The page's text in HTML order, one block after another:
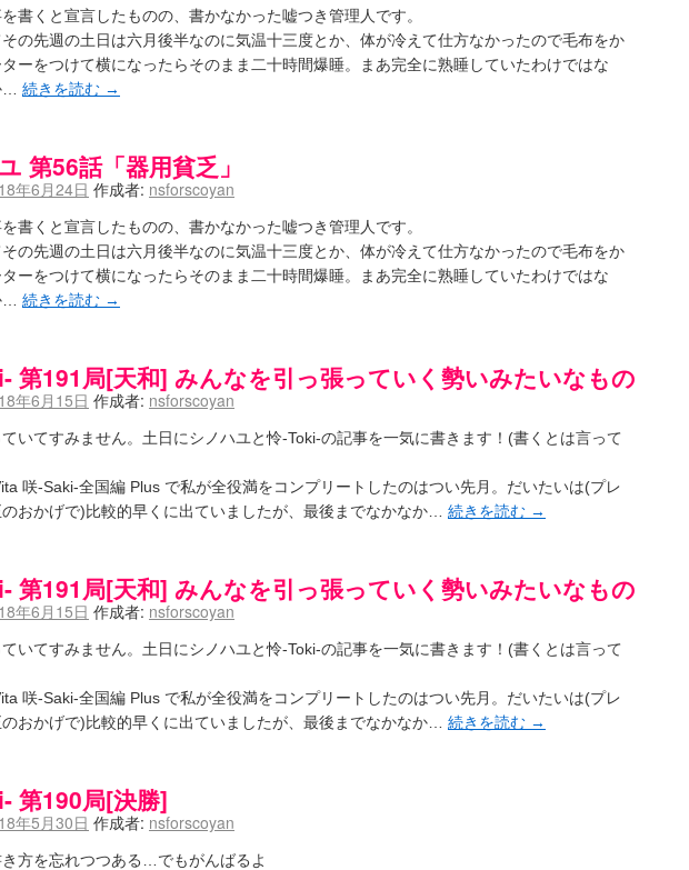
ほんだし / 咲-Saki- 第128局 「涼風」 感想 (11:54)
麻雀録 / 台風に強そうな咲キャラ
。 / マイ・フェア・レディ (12:49)
/ 咲絵ログ2 (15:21)
咲-Saki- 第129局「契機」感想
見ながらダラダラと就活をする - 咲-saki- / はるたんイェイ(≧∇≦)/他
/ 咲-Saki- Best Album ～Anthology～を買いました
だらだら日記帳 - 咲 -saki- / 咲アンテナ杯お疲れ様でした(半ギレ)
人 / [咲-Saki-]姉帯豊音の能力考察―暦占という仮説― (04:47)
む / よく分かる、有珠山高校！（キャラについてひたすら語る）
！ 野依日和！ - 咲-Saki- / 小蒔「渚のあわあわダブリィレイディオ？」 淡「第三回・後編！」 (16:23)
色々ゆるじゃん不敗神話 - 咲-Saki- / 哲学的に考えてみる園城寺怜さんの能力 (12:25)
/ コメ返しその他 (08:27)
そのままトイレで流して / 【今週の末原ちゃん】咲-Saki- 全国編 第13局 (03:30)
雀ブログ-じゃんキチ！ / 【咲-saki-】穏乃の良さを俺が「あ」から順に解説していくッ！ ver.2014 (16:50)
人生 / 全国編終了！ ところで、すばら先輩はどれくらい出たの？
んの四喜和 - 咲-Saki- / 咲-Saki-全国編 第13話 最終回かぁ～ (12:55)
哩 - 咲-Saki- / ネリー「ネリーはお金が要るの」
- 咲-Saki- / やえたんイェイ～ (06:09)
学 - 咲-Saki- / BOOTH (15:19)
書くと宣言したものの、書かなかった嘘つき管理人です。
の先週の土日は六月後半なのに気温十三度とか、体が冷えて仕方なかったので毛布をか
ーをつけて横になったらそのまま二十時間爆睡。まあ完全に熟睡していたわけではな
… 続きを読む →
第56話「器用貧乏」
年6月24日 作成者: nsforscoyan
書くと宣言したものの、書かなかった嘘つき管理人です。
の先週の土日は六月後半なのに気温十三度とか、体が冷えて仕方なかったので毛布をか
ーをつけて横になったらそのまま二十時間爆睡。まあ完全に熟睡していたわけではな
… 続きを読む →
第191局[天和] みんなを引っ張っていく勢いみたいなもの
年6月15日 作成者: nsforscoyan
いてすみません。土日にシノハユと怜-Toki-の記事を一気に書きます！(書くとは言って
咲-Saki-全国編 Plus で私が全役満をコンプリートしたのはつい先月。だいたいは(プレ
おかげで)比較的早くに出ていましたが、最後までなかなか… 続きを読む →
第191局[天和] みんなを引っ張っていく勢いみたいなもの
年6月15日 作成者: nsforscoyan
いてすみません。土日にシノハユと怜-Toki-の記事を一気に書きます！(書くとは言って
咲-Saki-全国編 Plus で私が全役満をコンプリートしたのはつい先月。だいたいは(プレ
おかげで)比較的早くに出ていましたが、最後までなかなか… 続きを読む →
第190局[決勝]
年5月30日 作成者: nsforscoyan
方を忘れつつある…でもがんばるよ